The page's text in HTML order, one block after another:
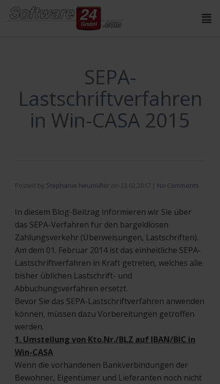
springen
SEPA-
Lastschriftverfahren
in Win-CASA 2015
Posted by Stephanie Neumüller on 23.02.2017 | No Comments
In diesem Blog-Beitrag informieren wir Sie über
das SEPA-Verfahren für den bargeldlosen
Zahlungsverkehr (Überweisungen, Lastschriften).
Am dem 01. Februar 2014 ist das einheitliche SEPA-
Lastschriftverfahren in Kraft getreten, welches alle
bisher üblichen Lastschrift- und
Abbuchungsverfahren ersetzt.
Bevor Sie das SEPA-Lastschriftverfahren anwenden
können, müssen dazu Vorbereitungen getroffen
werden.
1. Umstellung von Kto.Nr./BLZ auf IBAN/BIC in
Win-CASA
Wenn die vorhandenen Bankverbindungen der
Bewohner, Eigentümer und Lieferanten noch nicht